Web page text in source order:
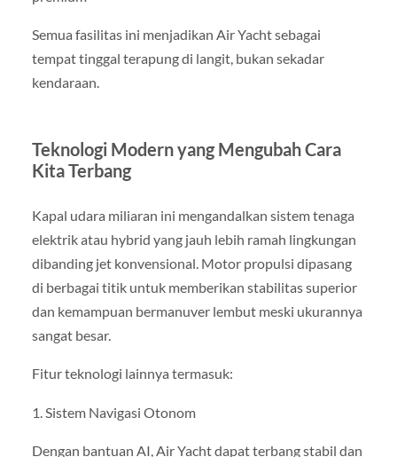
Semua fasilitas ini menjadikan Air Yacht sebagai
tempat tinggal terapung di langit, bukan sekadar
kendaraan.
Teknologi Modern yang Mengubah Cara
Kita Terbang
Kapal udara miliaran ini mengandalkan sistem tenaga
elektrik atau hybrid yang jauh lebih ramah lingkungan
dibanding jet konvensional. Motor propulsi dipasang
di berbagai titik untuk memberikan stabilitas superior
dan kemampuan bermanuver lembut meski ukurannya
sangat besar.
Fitur teknologi lainnya termasuk:
1. Sistem Navigasi Otonom
Dengan bantuan AI, Air Yacht dapat terbang stabil dan